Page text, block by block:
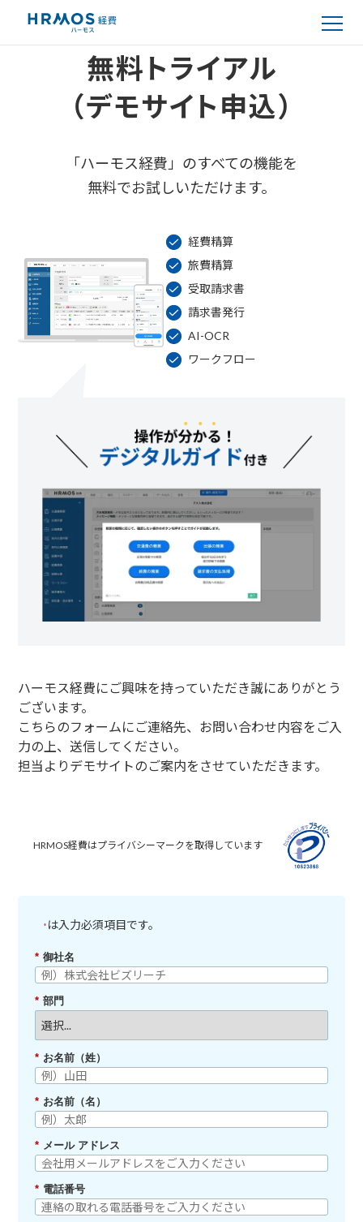
無料トライアル
（デモサイト申込）
「ハーモス経費」のすべての機能を
無料でお試しいただけます。
経費精算
旅費精算
受取請求書
請求書発行
AI-OCR
ワークフロー
ハーモス経費にご興味を持っていただき誠にありがとう
ございます。
こちらのフォームにご連絡先、お問い合わせ内容をご入
力の上、送信してください。
担当よりデモサイトのご案内をさせていただきます。
HRMOS経費はプライバシーマークを取得しています
* は入力必須項目です。
* 御社名
* 部門
* お名前（姓）
* お名前（名）
* メール アドレス
* 電話番号